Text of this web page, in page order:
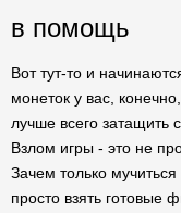
в помощь
Вот тут-то и
монеток у вас,
лучше всего затащить
Взлом игры - это не
Зачем только
просто взять